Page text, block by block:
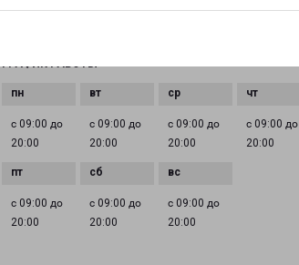
EMAIL
ГРАФИК РАБОТЫ
с 09:00 до
20:00
с 09:00 до
20:00
с 09:00 до
20:00
с 09:00 до
20:00
с 09:00 до
20:00
с 09:00 до
20:00
с 09:00 до
20:00